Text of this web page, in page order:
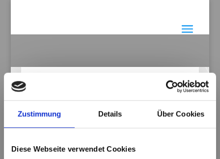
Zustimmung Details Über Cookies
Diese Webseite verwendet Cookies
KONTAKT
Sie haben ein Anliegen?